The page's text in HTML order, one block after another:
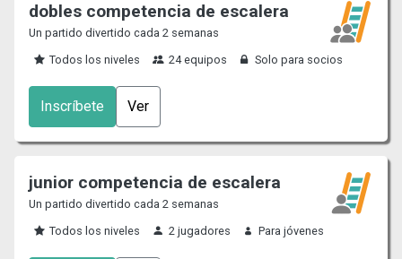
dobles competencia de escalera
Un partido divertido cada 2 semanas
Todos los niveles
24 equipos Solo para socios
Inscríbete Ver
junior competencia de escalera
Un partido divertido cada 2 semanas
Todos los niveles
2 jugadores Para jóvenes